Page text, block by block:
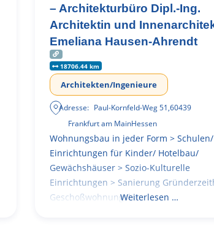
– Architekturbüro Dipl.-Ing.
Architektin und
Emeliana Hausen-Ahrendt
18706.44 km
Architekten/Ingenieure
Adresse: Paul-Kornfeld-Weg 51,60439
Frankfurt am MainHessen
Wohnungsbau in jeder Form > Schulen/
Einrichtungen für Kinder/ Hotelbau/
Gewächshäuser > Sozio-Kulturelle
Einrichtungen > Sanierung
GeschoßwohnungsbauWeiterlesen …